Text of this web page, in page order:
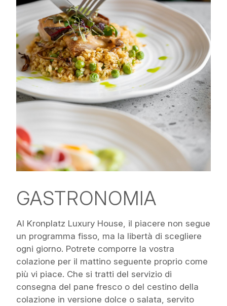
GASTRONOMIA
Al Kronplatz Luxury House, il piacere non segue
un programma fisso, ma la libertà di scegliere
ogni giorno. Potrete comporre la vostra
colazione per il mattino seguente proprio come
più vi piace. Che si tratti del servizio di
consegna del pane fresco o del cestino della
colazione in versione dolce o salata, servito